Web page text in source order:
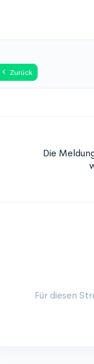
Zurück
Die
Für diesen